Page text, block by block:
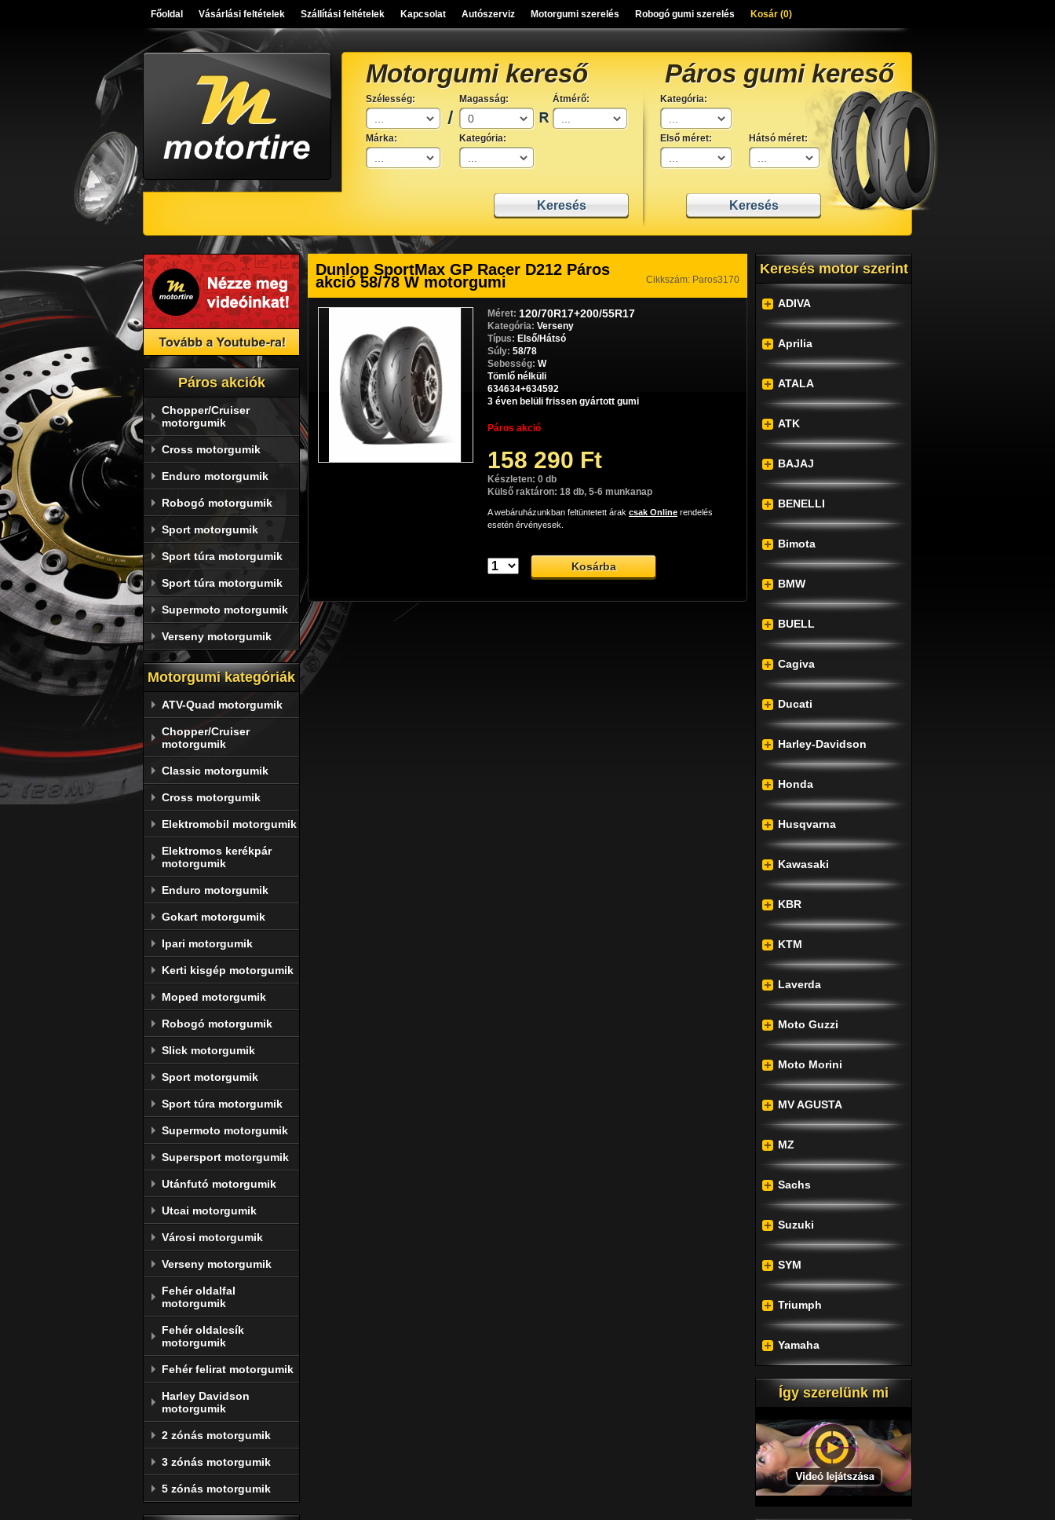
Főoldal Vásárlási feltételek Szállítási feltételek Kapcsolat Autószerviz Motorgumi szerelés Robogó gumi szerelés Kosár (0)
Motorgumi kereső
Szélesség: Magasság: Átmérő:
Márka: Kategória:
Páros gumi kereső
Kategória:
Első méret: Hátsó méret:
Cikkszám: Paros3170
Dunlop SportMax GP Racer D212 Páros
akció 58/78 W motorgumi
Méret: 120/70R17+200/55R17
Kategória: Verseny
Típus: Első/Hátsó
Súly: 58/78
Sebesség: W
Tömlő nélküli
634634+634592
3 éven belüli frissen gyártott gumi
Páros akció
158 290 Ft
Készleten: 0 db
Külső raktáron: 18 db, 5-6 munkanap
A webáruházunkban feltüntetett árak csak Online rendelés
esetén érvényesek.
Páros akciók
Chopper/Cruiser
motorgumik
Cross motorgumik
Enduro motorgumik
Robogó motorgumik
Sport motorgumik
Sport túra motorgumik
Sport túra motorgumik
Supermoto motorgumik
Verseny motorgumik
Motorgumi kategóriák
ATV-Quad motorgumik
Chopper/Cruiser
motorgumik
Classic motorgumik
Cross motorgumik
Elektromobil motorgumik
Elektromos kerékpár
motorgumik
Enduro motorgumik
Gokart motorgumik
Ipari motorgumik
Kerti kisgép motorgumik
Moped motorgumik
Robogó motorgumik
Slick motorgumik
Sport motorgumik
Sport túra motorgumik
Supermoto motorgumik
Supersport motorgumik
Utánfutó motorgumik
Utcai motorgumik
Városi motorgumik
Verseny motorgumik
Fehér oldalfal
motorgumik
Fehér oldalcsík
motorgumik
Fehér felirat motorgumik
Harley Davidson
motorgumik
2 zónás motorgumik
3 zónás motorgumik
5 zónás motorgumik
Keresés motor szerint
ADIVA
Aprilia
ATALA
ATK
BAJAJ
BENELLI
Bimota
BMW
BUELL
Cagiva
Ducati
Harley-Davidson
Honda
Husqvarna
Kawasaki
KBR
KTM
Laverda
Moto Guzzi
Moto Morini
MV AGUSTA
MZ
Sachs
Suzuki
SYM
Triumph
Yamaha
Így szerelünk mi